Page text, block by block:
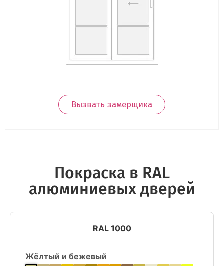
Вызвать замерщика
Покраска в RAL
алюминиевых дверей
RAL 1000
Жёлтый и бежевый